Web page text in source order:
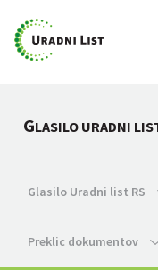
GLASILO URADNI
Glasilo Uradni list RS
Preklic dokumentov